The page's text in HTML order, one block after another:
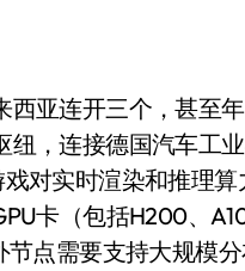
中国车企该醒醒了
狠的是那个机械音
瘫了，微软这次真急了
操控才是真·杀手锏？
听政”？
亚连开三个，甚至
，连接德国汽车工
对实时渲染和推理算
卡（包括H200、
点需要支持大规模